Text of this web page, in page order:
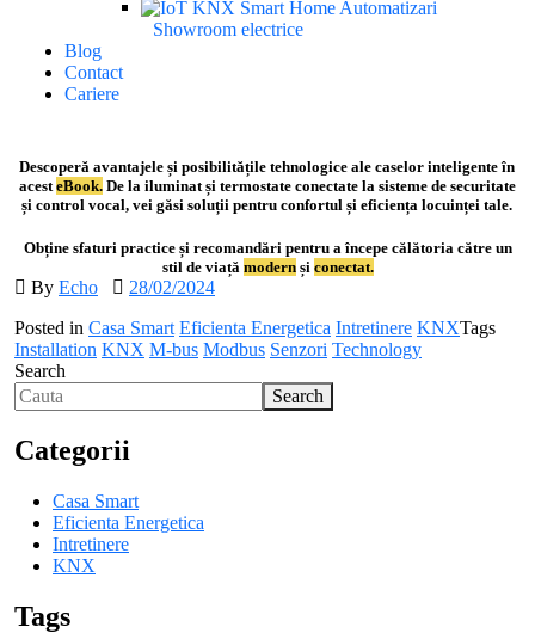
Showroom electrice
Blog
Contact
Cariere
Descoperă avantajele și posibilitățile tehnologice ale caselor inteligente în
acest eBook.De la iluminat și termostate conectate la sisteme de securitate
și control vocal, vei găsi soluții pentru confortul și eficiența locuinței tale.
Obține sfaturi practice și recomandări pentru a începe călătoria către un
stil de viață modernși conectat.
By Echo
28/02/2024
Posted in Casa Smart Eficienta Energetica Intretinere KNXTags
Installation KNX M-bus Modbus Senzori Technology
Search
Search
Categorii
Casa Smart
Eficienta Energetica
Intretinere
KNX
Tags